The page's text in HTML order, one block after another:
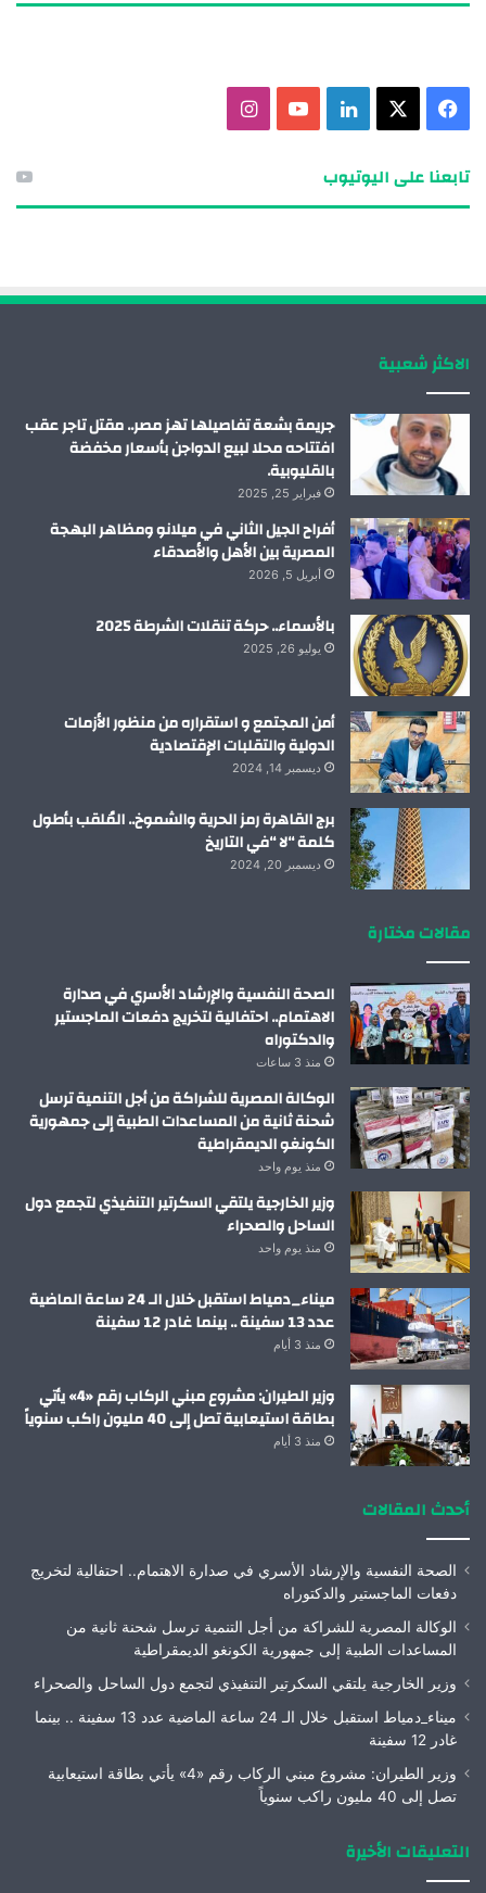
م
تابعنا على اليوتيوب
الاكثر شعبية
جريمة بشعة تفاصيلها تهز مصر.. مقتل تاجر عقب
افتتاحه محلا لبيع الدواجن بأسعار مخفضة
بالقليوبية.
فبراير 25, 2025
أفراح الجيل الثاني في ميلانو ومظاهر البهجة
المصرية بين الأهل والأصدقاء
أبريل 5, 2026
بالأسماء.. حركة تنقلات الشرطة 2025
يوليو 26, 2025
أمن المجتمع و استقراره من منظور الأزمات
الدولية والتقلبات الإقتصادية
ديسمبر 14, 2024
برج القاهرة رمز الحرية والشموخ.. المُلقب بأطول
كلمة “لا “في التاريخ
ديسمبر 20, 2024
مقالات مختارة
الصحة النفسية والإرشاد الأسري في صدارة
الاهتمام.. احتفالية لتخريج دفعات الماجستير
والدكتوراه
منذ 3 ساعات
الوكالة المصرية للشراكة من أجل التنمية ترسل
شحنة ثانية من المساعدات الطبية إلى جمهورية
الكونغو الديمقراطية
منذ يوم واحد
وزير الخارجية يلتقي السكرتير التنفيذي لتجمع دول
الساحل والصحراء
منذ يوم واحد
ميناء_دمياط استقبل خلال الـ 24 ساعة الماضية
عدد 13 سفينة .. بينما غادر 12 سفينة
منذ 3 أيام
وزير الطيران: مشروع مبني الركاب رقم «4» يأتي
بطاقة استيعابية تصل إلى 40 مليون راكب سنوياً
منذ 3 أيام
أحدث المقالات
الصحة النفسية والإرشاد الأسري في صدارة الاهتمام.. احتفالية لتخريج
دفعات الماجستير والدكتوراه
الوكالة المصرية للشراكة من أجل التنمية ترسل شحنة ثانية من
المساعدات الطبية إلى جمهورية الكونغو الديمقراطية
وزير الخارجية يلتقي السكرتير التنفيذي لتجمع دول الساحل والصحراء
ميناء_دمياط استقبل خلال الـ 24 ساعة الماضية عدد 13 سفينة .. بينما
غادر 12 سفينة
وزير الطيران: مشروع مبني الركاب رقم «4» يأتي بطاقة استيعابية
تصل إلى 40 مليون راكب سنوياً
التعليقات الأخيرة